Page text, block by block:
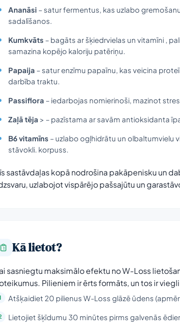
Ananāsi – satur fermentus, kas uzlabo
sadalīšanos.
Kumkvāts – bagāts ar šķiedrvielas un vitamīni ,
samazina kopējo kaloriju patēriņu.
Papaija – satur enzīmu papaīnu, kas veicina
darbība traktu.
Passiflora – iedarbojas nomierinoši, mazinot
Zaļā tēja > – pazīstama ar savām antioksidanta
B6 vitamīns – uzlabo ogļhidrātu un olbaltumvielu
stāvokli. korpuss.
sastāvdaļas kopā nodrošina pakāpenisku un
uzlabojot vispārējo pašsajūtu un
Kā lietot?
sasniegtu maksimālo efektu no W-Loss
Pilieniem ir ērts formāts, un tos ir
Atšķaidiet 20 pilienus W-Loss glāzē ūdens
Lietojiet šķīdumu 30 minūtes pirms galvenās